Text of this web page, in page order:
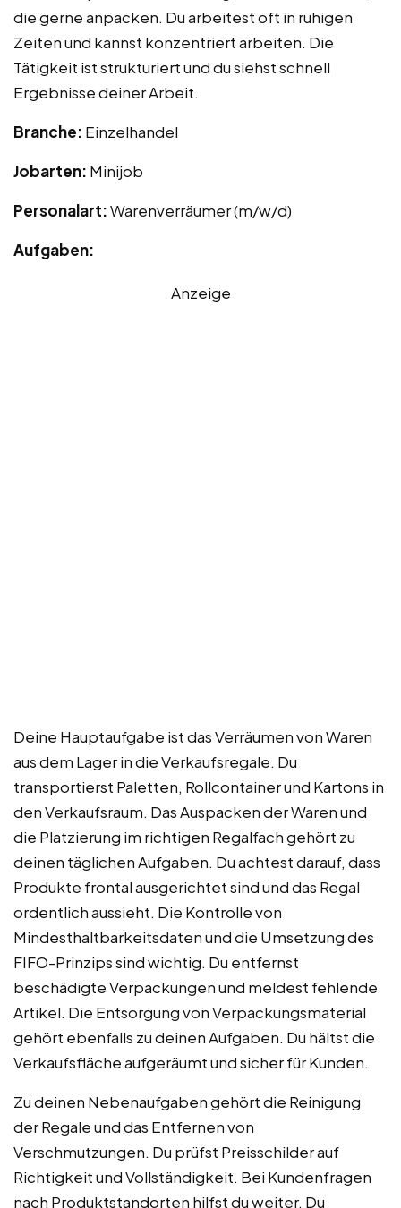
die gerne anpacken. Du arbeitest oft in ruhigen
Zeiten und kannst konzentriert arbeiten. Die
Tätigkeit ist strukturiert und du siehst schnell
Ergebnisse deiner Arbeit.
Branche: Einzelhandel
Jobarten: Minijob
Personalart:Warenverräumer (m/w/d)
Aufgaben:
Anzeige
Deine Hauptaufgabe ist das Verräumen von Waren
aus dem Lager in die Verkaufsregale. Du
transportierst Paletten, Rollcontainer und Kartons in
den Verkaufsraum. Das Auspacken der Waren und
die Platzierung im richtigen Regalfach gehört zu
deinen täglichen Aufgaben. Du achtest darauf, dass
Produkte frontal ausgerichtet sind und das Regal
ordentlich aussieht. Die Kontrolle von
Mindesthaltbarkeitsdaten und die Umsetzung des
FIFO-Prinzips sind wichtig. Du entfernst
beschädigte Verpackungen und meldest fehlende
Artikel. Die Entsorgung von Verpackungsmaterial
gehört ebenfalls zu deinen Aufgaben. Du hältst die
Verkaufsfläche aufgeräumt und sicher für Kunden.
Zu deinen Nebenaufgaben gehört die Reinigung
der Regale und das Entfernen von
Verschmutzungen. Du prüfst Preisschilder auf
Richtigkeit und Vollständigkeit. Bei Kundenfragen
nach Produktstandorten hilfst du weiter. Du